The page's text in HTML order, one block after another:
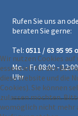
Rufen Sie uns an
beraten Sie gerne:
Tel: 0511 / 63 95 95
Mo. - Fr. 08:00 -
Uhr
Wir nutzen Cookies
essenziell für den
diese Website und die
Cookies). Sie können
zulassen möchten.
womöglich nicht mehr